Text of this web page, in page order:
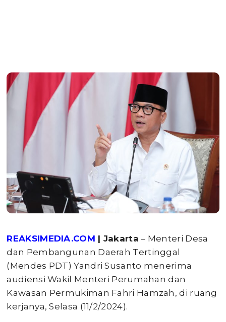
REAKSIMEDIA.COM | Jakarta – Menteri Desa
dan Pembangunan Daerah Tertinggal
(Mendes PDT) Yandri Susanto menerima
audiensi Wakil Menteri Perumahan dan
Kawasan Permukiman Fahri Hamzah, di ruang
kerjanya, Selasa (11/2/2024).